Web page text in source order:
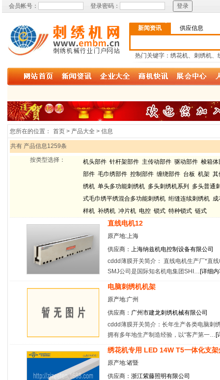
会员帐号： 登录密码：
新闻资讯 供应信息
热门关键字：绣花机、刺绣机、
您所在的位置： 首页 > 产品大全 > 信息
共有 产品信息1259条
按类型选择：
机头部件 针杆架部件 主传动部件 驱动部件 梭箱体
部件 毛巾绣部件 控制部件 缠绕部件 台板 机架 其
绣机 单头多功能刺绣机 多头刺绣机系列
多头普通
式毛巾绣平绣混合多功能刺绣机 绗缝连续刺绣机 成
样机 补绣机 冲片机 电控 锁式 特种锁式 链式
直线电机12
原产地:上海
供应商： 上海纳兹机电控制设备有限公司
cddd薄膜开关简介： 直线电机生产厂*直
SMJ公司是国际知名机电集团SHI…[详细内
电脑刺绣机机架
原产地:广州
供应商： 广州市建龙刺绣机械有限公司
cddd薄膜开关简介：长年生产各类电脑刺
拥有多年地生产制造经验，以“客产第一…[
绣花机专用 LED 14W T5一体化支架
原产地:诸暨
供应商： 浙江紫藤照明有限公司